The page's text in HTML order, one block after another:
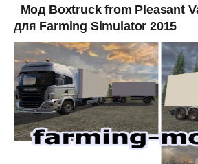
Мод Boxtruck from Pleasant
для Farming Simulator 2015